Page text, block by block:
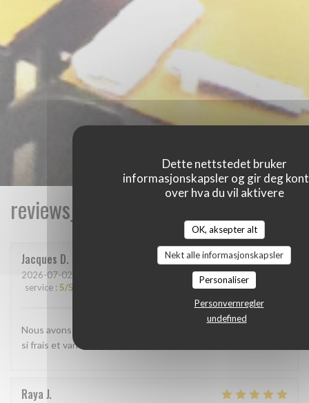
Dette nettstedet bruker
informasjonskapsler og gir deg
over hva du vil aktivere
OK, aksepter alt
Nekt alle informasjonskapsler
Personaliser
Personvernregler
undefined
Jacques D
2026-07-02
service : 5/5 quality_price:5/5
Nous avons beaucoup aimé le shashimi Akasaka. Les poissons
si frais et variés étaient absolument délicieux
Raya J